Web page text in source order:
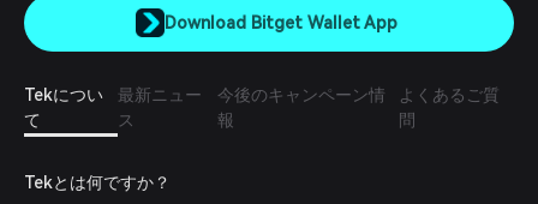
Download Bitget Wallet App
Tekについ
て
最新ニュー
ス
今後のキャンペーン情
報
よくあるご質
問
Tekとは何ですか？